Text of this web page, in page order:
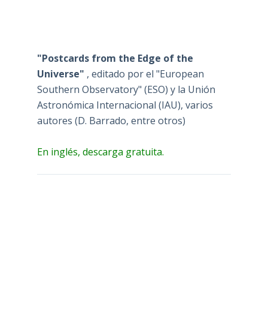
"Postcards from the Edge of the
Universe" , editado por el "European
Southern Observatory" (ESO) y la Unión
Astronómica Internacional (IAU), varios
autores (D. Barrado, entre otros)
En inglés, descarga gratuita.